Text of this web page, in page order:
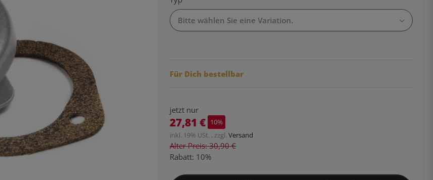
Bitte wählen Sie eine Variation.
Für Dich bestellbar
jetzt nur
27,81 € 10%
inkl. 19% USt. , zzgl. Versand
Alter Preis: 30,90 €
Rabatt: 10%